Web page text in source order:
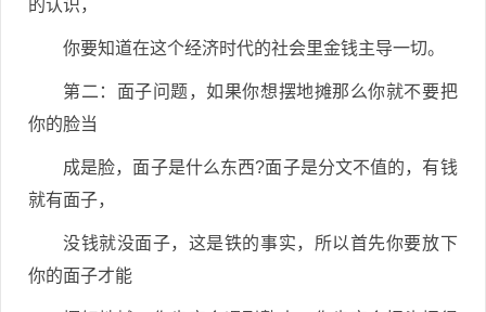
的认识，
你要知道在这个经济时代的社会里金钱主导一切。
第二：面子问题，如果你想摆地摊那么你就不要把
你的脸当
成是脸，面子是什么东西?面子是分文不值的，有钱
就有面子，
没钱就没面子，这是铁的事实，所以首先你要放下
你的面子才能